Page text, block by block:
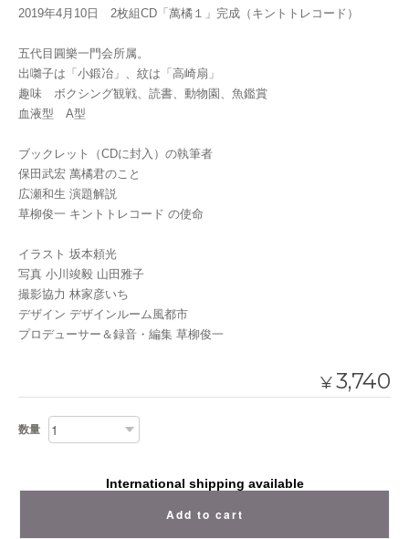
2019年4月10日 2枚組CD「萬橘１」完成（キントトレコード）
五代目圓樂一門会所属。
出囃子は「小鍛冶」、紋は「高崎扇」
趣味 ボクシング観戦、読書、動物園、魚鑑賞
血液型 A型
ブックレット（CDに封入）の執筆者
保田武宏 萬橘君のこと
広瀬和生 演題解説
草柳俊一 キントトレコード の使命
イラスト 坂本頼光
写真 小川竣毅 山田雅子
撮影協力 林家彦いち
デザイン デザインルーム風都市
プロデューサー＆録音・編集 草柳俊一
¥3,740
数量
International shipping available
Add to cart